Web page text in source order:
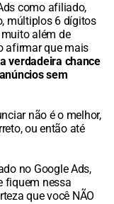
como afiliado,
múltiplos 6 dígitos
além de
afirmar que mais
verdadeira chance
sem
não é o melhor,
ou então até
no Google Ads,
fiquem nessa
que você NÃO